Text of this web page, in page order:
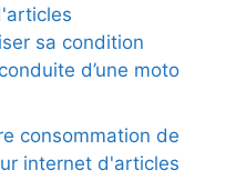
sa condition
d’une moto
consommation de
internet d'articles